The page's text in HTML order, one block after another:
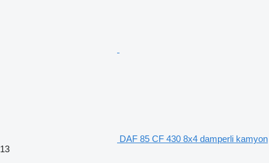
DAF 85 CF 430 8x4 damperli kamyon
13